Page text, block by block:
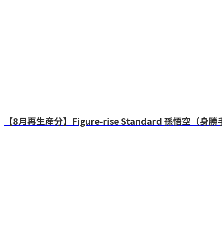
【8月再生産分】Figure-rise Standard 孫悟空（身勝